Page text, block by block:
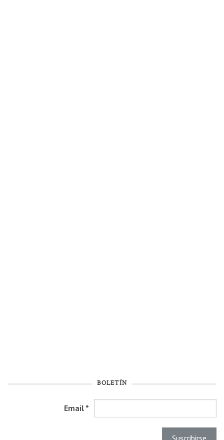
BOLETÍN
Email *